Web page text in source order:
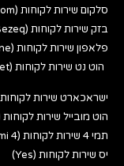
סלקום שירות לקוחות (Cellcom)
בזק שירות לקוחות (Bezeq)
פלאפון שירות לקוחות (Pelephone)
הוט נט שירות לקוחות (Hot net)
ישראכארט שירות לקוחות (Isracard)
הוט מובייל שירות לקוחות (Hot mobile)
תמי 4 שירות לקוחות (Tami 4)
יס שירות לקוחות (Yes)